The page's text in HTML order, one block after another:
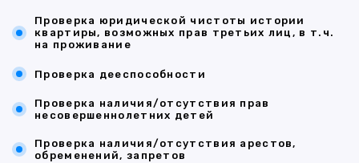
Проверка юридической чистоты истории
квартиры, возможных прав третьих лиц, в т.ч.
на проживание
Проверка дееспособности
Проверка наличия/отсутствия прав
несовершеннолетних детей
Проверка наличия/отсутствия арестов,
обременений, запретов